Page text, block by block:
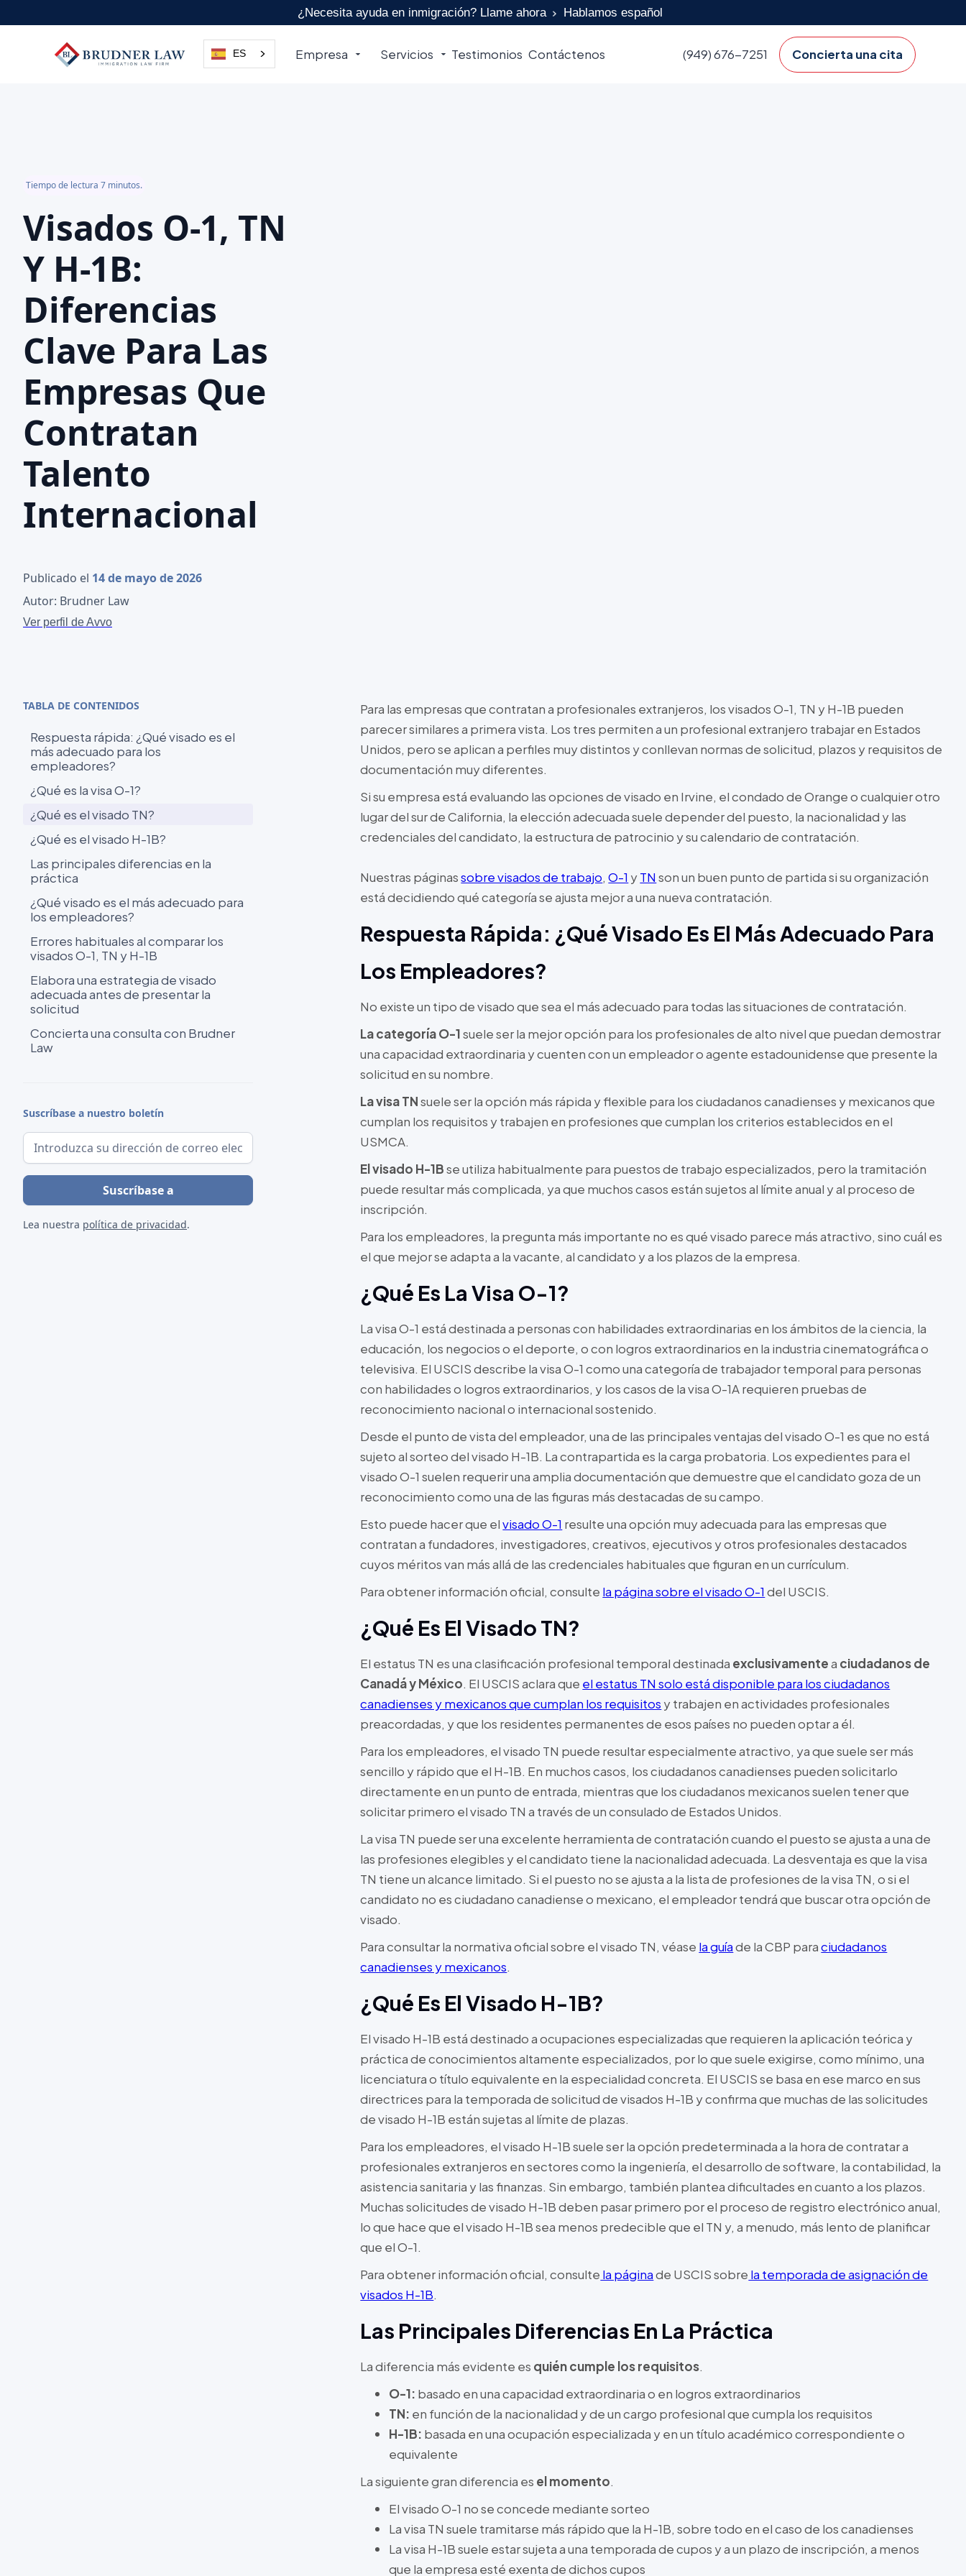
¿Necesita ayuda en inmigración? Llame ahora Hablamos español
ES Empresa Servicios Testimonios Contáctenos (949) 676-7251 Concierta una cita
Tiempo de lectura 7 minutos.
Visados O-1, TN
Y H-1B:
Diferencias
Clave Para Las
Empresas Que
Contratan
Talento
Internacional
Publicado el 14 de mayo de 2026
Autor: Brudner Law
Ver perfil de Avvo
TABLA DE CONTENIDOS
Respuesta rápida: ¿Qué visado es el
más adecuado para los
empleadores?
¿Qué es la visa O-1?
¿Qué es el visado TN?
¿Qué es el visado H-1B?
Las principales diferencias en la
práctica
¿Qué visado es el más adecuado para
los empleadores?
Errores habituales al comparar los
visados O-1, TN y H-1B
Elabora una estrategia de visado
adecuada antes de presentar la
solicitud
Concierta una consulta con Brudner
Law
Suscríbase a nuestro boletín
Lea nuestra política de privacidad.
Para las empresas que contratan a profesionales extranjeros, los visados O-1, TN y H-1B pueden
parecer similares a primera vista. Los tres permiten a un profesional extranjero trabajar en Estados
Unidos, pero se aplican a perfiles muy distintos y conllevan normas de solicitud, plazos y requisitos de
documentación muy diferentes.
Si su empresa está evaluando las opciones de visado en Irvine, el condado de Orange o cualquier otro
lugar del sur de California, la elección adecuada suele depender del puesto, la nacionalidad y las
credenciales del candidato, la estructura de patrocinio y su calendario de contratación.
Nuestras páginassobre visados de trabajo,O-1 yTN son un buen punto de partida si su organización
está decidiendo qué categoría se ajusta mejor a una nueva contratación.
Respuesta Rápida: ¿Qué Visado Es El Más Adecuado Para
Los Empleadores?
No existe un tipo de visado que sea el más adecuado para todas las situaciones de contratación.
La categoría O-1suele ser la mejor opción para los profesionales de alto nivel que puedan demostrar
una capacidad extraordinaria y cuenten con un empleador o agente estadounidense que presente la
solicitud en su nombre.
La visa TNsuele ser la opción más rápida y flexible para los ciudadanos canadienses y mexicanos que
cumplan los requisitos y trabajen en profesiones que cumplan los criterios establecidos en el
USMCA.
El visado H-1Bse utiliza habitualmente para puestos de trabajo especializados, pero la tramitación
puede resultar más complicada, ya que muchos casos están sujetos al límite anual y al proceso de
inscripción.
Para los empleadores, la pregunta más importante no es qué visado parece más atractivo, sino cuál es
el que mejor se adapta a la vacante, al candidato y a los plazos de la empresa.
¿Qué Es La Visa O-1?
La visa O-1 está destinada a personas con habilidades extraordinarias en los ámbitos de la ciencia, la
educación, los negocios o el deporte, o con logros extraordinarios en la industria cinematográfica o
televisiva. El USCIS describe la visa O-1 como una categoría de trabajador temporal para personas
con habilidades o logros extraordinarios, y los casos de la visa O-1A requieren pruebas de
reconocimiento nacional o internacional sostenido.
Desde el punto de vista del empleador, una de las principales ventajas del visado O-1 es que no está
sujeto al sorteo del visado H-1B. La contrapartida es la carga probatoria. Los expedientes para el
visado O-1 suelen requerir una amplia documentación que demuestre que el candidato goza de un
reconocimiento como una de las figuras más destacadas de su campo.
Esto puede hacer que elvisado O-1 resulte una opción muy adecuada para las empresas que
contratan a fundadores, investigadores, creativos, ejecutivos y otros profesionales destacados
cuyos méritos van más allá de las credenciales habituales que figuran en un currículum.
Para obtener información oficial, consulte la página sobre el visado O-1del USCIS.
¿Qué Es El Visado TN?
El estatus TN es una clasificación profesional temporal destinada exclusivamentea ciudadanos de
Canadá y México. El USCIS aclara que el estatus TN solo está disponible para los ciudadanos
canadienses y mexicanos que cumplan los requisitos y trabajen en actividades profesionales
preacordadas, y que los residentes permanentes de esos países no pueden optar a él.
Para los empleadores, el visado TN puede resultar especialmente atractivo, ya que suele ser más
sencillo y rápido que el H-1B. En muchos casos, los ciudadanos canadienses pueden solicitarlo
directamente en un punto de entrada, mientras que los ciudadanos mexicanos suelen tener que
solicitar primero el visado TN a través de un consulado de Estados Unidos.
La visa TN puede ser una excelente herramienta de contratación cuando el puesto se ajusta a una de
las profesiones elegibles y el candidato tiene la nacionalidad adecuada. La desventaja es que la visa
TN tiene un alcance limitado. Si el puesto no se ajusta a la lista de profesiones de la visa TN, o si el
candidato no es ciudadano canadiense o mexicano, el empleador tendrá que buscar otra opción de
visado.
Para consultar la normativa oficial sobre el visado TN, véase la guíade la CBP paraciudadanos
canadienses y mexicanos.
¿Qué Es El Visado H-1B?
El visado H-1B está destinado a ocupaciones especializadas que requieren la aplicación teórica y
práctica de conocimientos altamente especializados, por lo que suele exigirse, como mínimo, una
licenciatura o título equivalente en la especialidad concreta. El USCIS se basa en ese marco en sus
directrices para la temporada de solicitud de visados H-1B y confirma que muchas de las solicitudes
de visado H-1B están sujetas al límite de plazas.
Para los empleadores, el visado H-1B suele ser la opción predeterminada a la hora de contratar a
profesionales extranjeros en sectores como la ingeniería, el desarrollo de software, la contabilidad, la
asistencia sanitaria y las finanzas. Sin embargo, también plantea dificultades en cuanto a los plazos.
Muchas solicitudes de visado H-1B deben pasar primero por el proceso de registro electrónico anual,
lo que hace que el visado H-1B sea menos predecible que el TN y, a menudo, más lento de planificar
que el O-1.
Para obtener información oficial, consulte la páginade USCIS sobre la temporada de asignación de
visados H-1B.
Las Principales Diferencias En La Práctica
La diferencia más evidente es quién cumple los requisitos.
O-1: basado en una capacidad extraordinaria o en logros extraordinarios
TN: en función de la nacionalidad y de un cargo profesional que cumpla los requisitos
H-1B: basada en una ocupación especializada y en un título académico correspondiente o
equivalente
La siguiente gran diferencia es el momento.
El visado O-1 no se concede mediante sorteo
La visa TN suele tramitarse más rápido que la H-1B, sobre todo en el caso de los canadienses
La visa H-1B suele estar sujeta a una temporada de cupos y a un plazo de inscripción, a menos
que la empresa esté exenta de dichos cupos